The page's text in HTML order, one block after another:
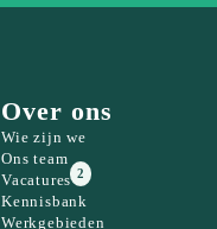
Over ons
Wie zijn we
Ons team
Vacatures 2
Kennisbank
Werkgebieden